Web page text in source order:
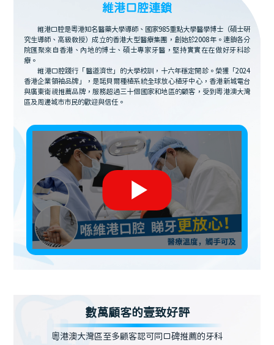
維港口腔連鎖
維港口腔是粵港知名醫藥大學導師、國家985重點大學醫學博士（碩士研
究生導師、高級教授）成立的香港大型醫療集團，創始於2008年。連鎖各分
院匯聚來自香港、內地的博士、碩士專家牙醫，堅持實實在在做好牙科診
療。
維港口腔踐行「醫道濟世」的大學校訓，十六年穩定開診。榮獲「2024
香港企業領袖品牌」，是諾貝爾種植系統全球放心植牙中心，香港新城電台
與廣東衛視推薦品牌，服務超過三十個國家和地區的顧客，受到粵港澳大灣
區及周邊城市市民的歡迎與信任。
數萬顧客的壹致好評
粵港澳大灣區至多顧客認可同口碑推薦的牙科